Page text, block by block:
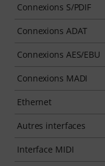
Connexions S/PDIF
Connexions ADAT
Connexions AES/EBU
Connexions MADI
Ethernet
Autres interfaces
Interface MIDI